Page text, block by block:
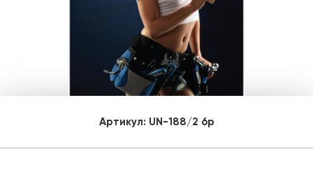
Артикул: UN-188/2 6p